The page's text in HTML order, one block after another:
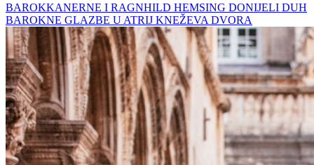
BAROKKANERNE I RAGNHILD HEMSING DONIJELI DUH
BAROKNE GLAZBE U ATRIJ KNEŽEVA DVORA